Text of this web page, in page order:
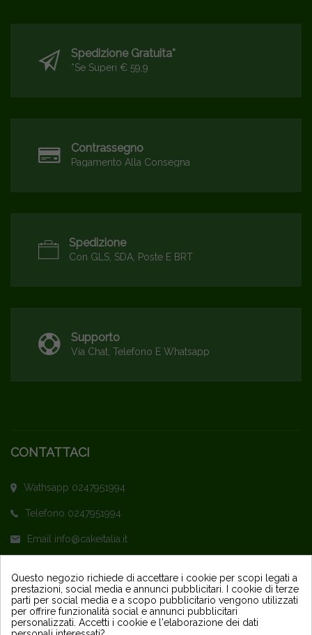
Spedizione Gratuita*
*se Superi € 59,9
Contrassegno
Pagamento Alla Consegna
Spedizione
Con GLS, SDA, Poste E BRT
Supporto
Via Chat, Telefono E Whatsapp
CONTATTACI
Wathsapp 0247951994
Telefono 0247951994
Email info@cakeitalia.it
dalle ore 9,30 alle 14 e dalle 15 alle 18
Questo negozio richiede di accettare i cookie per scopi legati a
prestazioni, social media e annunci pubblicitari. I cookie di terze
parti per social media e a scopo pubblicitario vengono utilizzati
per offrire funzionalità social e annunci pubblicitari
personalizzati. Accetti i cookie e l'elaborazione dei dati